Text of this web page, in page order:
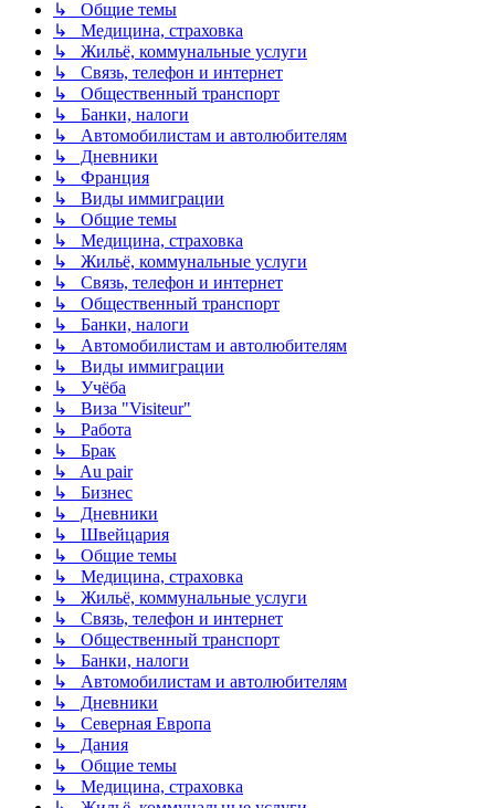
↳ Общие темы
↳ Медицина, страховка
↳ Жильё, коммунальные услуги
↳ Связь, телефон и интернет
↳ Общественный транспорт
↳ Банки, налоги
↳ Автомобилистам и автолюбителям
↳ Дневники
↳ Франция
↳ Виды иммиграции
↳ Общие темы
↳ Медицина, страховка
↳ Жильё, коммунальные услуги
↳ Связь, телефон и интернет
↳ Общественный транспорт
↳ Банки, налоги
↳ Автомобилистам и автолюбителям
↳ Виды иммиграции
↳ Учёба
↳ Виза "Visiteur"
↳ Работа
↳ Брак
↳ Au pair
↳ Бизнес
↳ Дневники
↳ Швейцария
↳ Общие темы
↳ Медицина, страховка
↳ Жильё, коммунальные услуги
↳ Связь, телефон и интернет
↳ Общественный транспорт
↳ Банки, налоги
↳ Автомобилистам и автолюбителям
↳ Дневники
↳ Северная Европа
↳ Дания
↳ Общие темы
↳ Медицина, страховка